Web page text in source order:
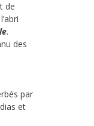
de
.
des
par
et